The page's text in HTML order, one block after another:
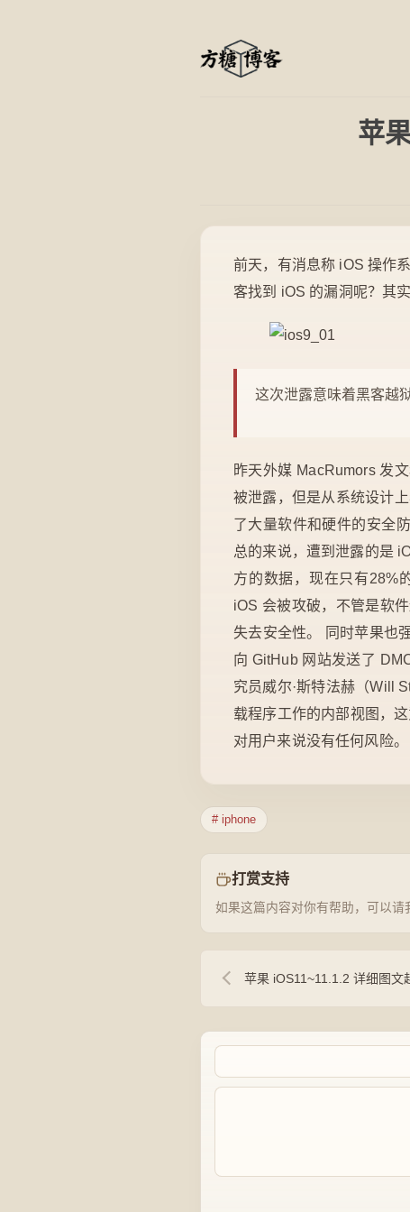
苹
前天，有消息称 iOS 操作
客找到 iOS 的漏洞呢？其
这次泄露意味着黑客越
昨天外媒 MacRumors 发
被泄露，但是从系统设计
了大量软件和硬件的安全
总的来说，遭到泄露的是
方的数据，现在只有28%
iOS 会被攻破，不管是软
失去安全性。 同时苹果也
向 GitHub 网站发送了
究员威尔·斯特法赫（Will
载程序工作的内部视图，
对用户来说没有任何风险。
# iphone
打赏支持
如果这篇内容对你有帮助，可以请
苹果 iOS11~11.1.2 详细图文